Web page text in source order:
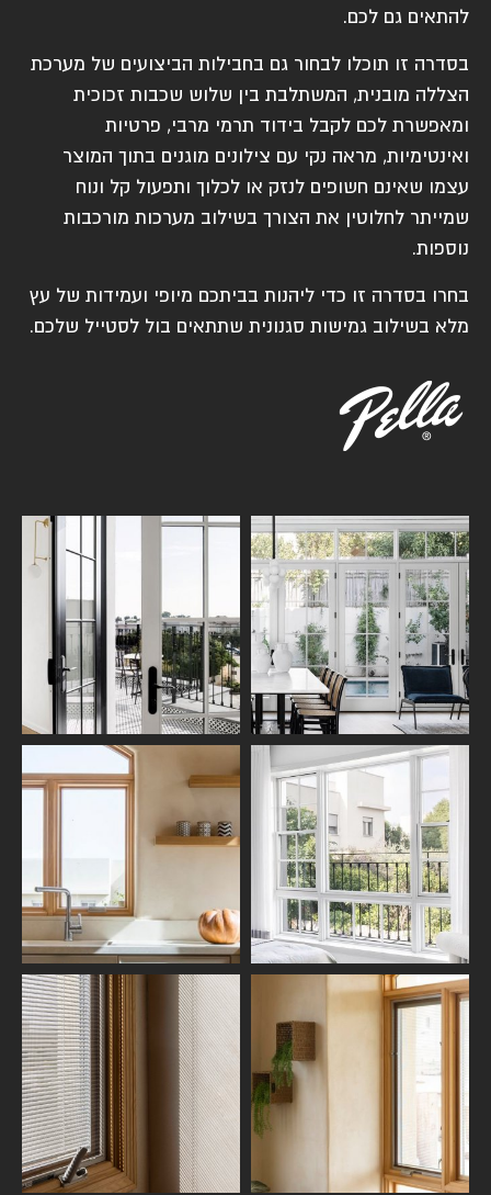
להתאים גם לכם.
בסדרה זו תוכלו לבחור גם בחבילות הביצועים של מערכת
הצללה מובנית, המשתלבת בין שלוש שכבות זכוכית
ומאפשרת לכם לקבל בידוד תרמי מרבי, פרטיות
ואינטימיות, מראה נקי עם צילונים מוגנים בתוך המוצר
עצמו שאינם חשופים לנזק או לכלוך ותפעול קל ונוח
שמייתר לחלוטין את הצורך בשילוב מערכות מורכבות
נוספות.
בחרו בסדרה זו כדי ליהנות בביתכם מיופי ועמידות של עץ
מלא בשילוב גמישות סגנונית שתתאים בול לסטייל שלכם.